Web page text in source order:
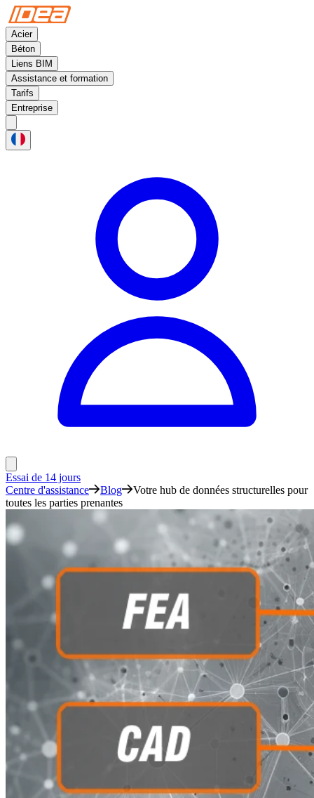
Acier
Béton
Liens BIM
Assistance et formation
Tarifs
Entreprise
Essai de 14 jours
Centre d'assistance
Blog
Votre hub de données structurelles pour
toutes les parties prenantes